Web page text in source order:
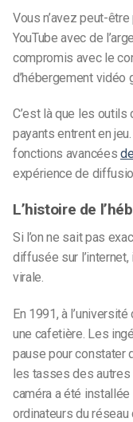
Vous n’avez peut-
YouTube avec de
compromis avec le
d’hébergement vidéo
C’est là que les outils
payants entrent en jeu.
fonctions avancées de
expérience de
L’histoire de
Si l’on ne sait pas
diffusée sur
virale.
En 1991, à
une cafetière. Les
pause pour constater
les tasses des autres
caméra a été
ordinateurs du réseau